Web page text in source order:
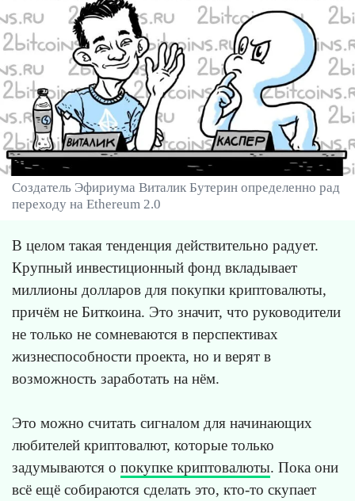
Создатель Эфириума Виталик Бутерин определенно рад
переходу на Ethereum 2.0
В целом такая тенденция действительно радует.
Крупный инвестиционный фонд вкладывает
миллионы долларов для покупки криптовалюты,
причём не Биткоина. Это значит, что руководители
не только не сомневаются в перспективах
жизнеспособности проекта, но и верят в
возможность заработать на нём.
Это можно считать сигналом для начинающих
любителей криптовалют, которые только
задумываются о покупке криптовалюты. Пока они
всё ещё собираются сделать это, кто-то скупает